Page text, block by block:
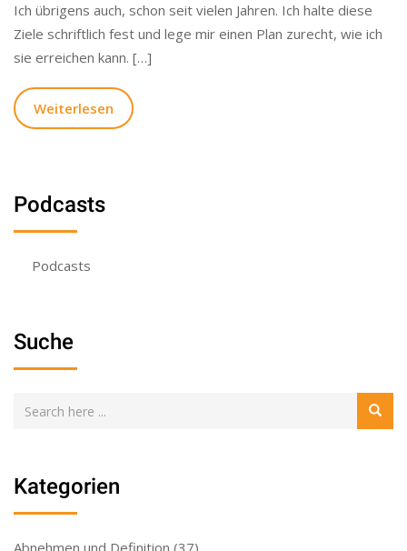
Ich übrigens auch, schon seit vielen Jahren. Ich halte diese
Ziele schriftlich fest und lege mir einen Plan zurecht, wie ich
sie erreichen kann. […]
Weiterlesen
Podcasts
Podcasts
Suche
Kategorien
Abnehmen und Definition (37)